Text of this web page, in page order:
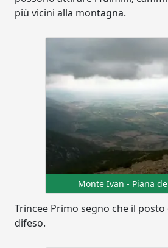
più vicini alla montagna.
Monte Ivan - Piana
Trincee Primo segno che il posto
difeso.